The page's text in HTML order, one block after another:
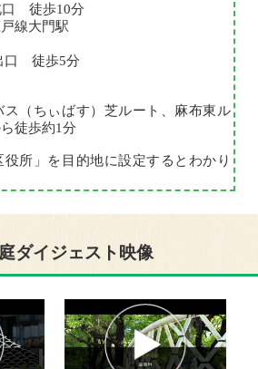
口 徒歩10分
線大門駅
口 徒歩5分
ス（ちぃばす）芝ルート、麻布東ル
徒歩約1分
所」を目的地に設定するとわかり
ダイジェスト映像